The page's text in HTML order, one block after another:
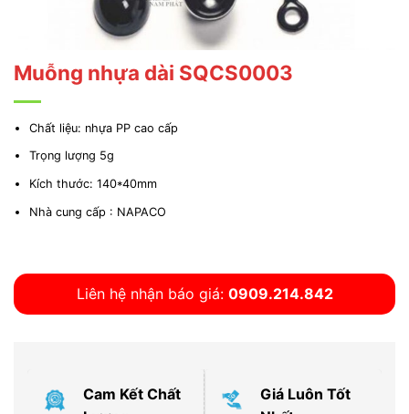
Muỗng nhựa dài SQCS0003
Chất liệu: nhựa PP cao cấp
Trọng lượng 5g
Kích thước: 140*40mm
Nhà cung cấp : NAPACO
Liên hệ nhận báo giá: 0909.214.842
Cam Kết Chất
Giá Luôn Tốt